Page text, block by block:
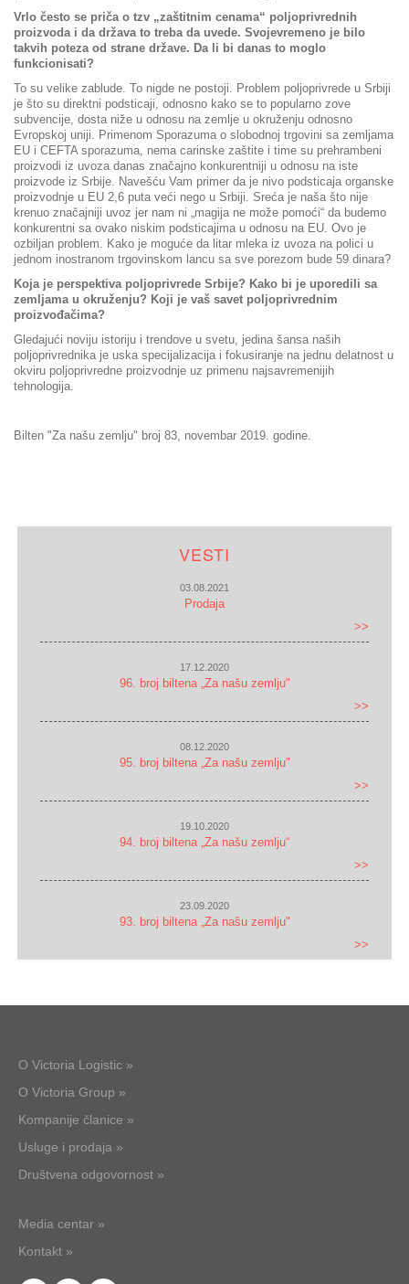
Vrlo često se priča o tzv „zaštitnim cenama“ poljoprivrednih
proizvoda i da država to treba da uvede. Svojevremeno je bilo
takvih poteza od strane države. Da li bi danas to moglo
funkcionisati?
To su velike zablude. To nigde ne postoji. Problem poljoprivrede u Srbiji
je što su direktni podsticaji, odnosno kako se to popularno zove
subvencije, dosta niže u odnosu na zemlje u okruženju odnosno
Evropskoj uniji. Primenom Sporazuma o slobodnoj trgovini sa zemljama
EU i CEFTA sporazuma, nema carinske zaštite i time su prehrambeni
proizvodi iz uvoza danas značajno konkurentniji u odnosu na iste
proizvode iz Srbije. Navešću Vam primer da je nivo podsticaja organske
proizvodnje u EU 2,6 puta veći nego u Srbiji. Sreća je naša što nije
krenuo značajniji uvoz jer nam ni „magija ne može pomoći“ da budemo
konkurentni sa ovako niskim podsticajima u odnosu na EU. Ovo je
ozbiljan problem. Kako je moguće da litar mleka iz uvoza na polici u
jednom inostranom trgovinskom lancu sa sve porezom bude 59 dinara?
Koja je perspektiva poljoprivrede Srbije? Kako bi je uporedili sa
zemljama u okruženju? Koji je vaš savet poljoprivrednim
proizvođačima?
Gledajući noviju istoriju i trendove u svetu, jedina šansa naših
poljoprivrednika je uska specijalizacija i fokusiranje na jednu delatnost u
okviru poljoprivredne proizvodnje uz primenu najsavremenijih
tehnologija.
Bilten "Za našu zemlju" broj 83, novembar 2019. godine.
VESTI
03.08.2021
Prodaja
>>
17.12.2020
96. broj biltena „Za našu zemlju"
>>
08.12.2020
95. broj biltena „Za našu zemlju"
>>
19.10.2020
94. broj biltena „Za našu zemlju“
>>
23.09.2020
93. broj biltena „Za našu zemlju"
>>
O Victoria Logistic »
O Victoria Group »
Kompanije članice »
Usluge i prodaja »
Društvena odgovornost »
Media centar »
Kontakt »